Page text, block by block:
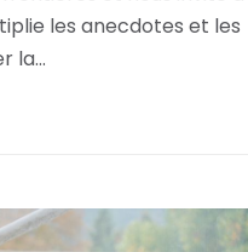
les anecdotes et les
la…